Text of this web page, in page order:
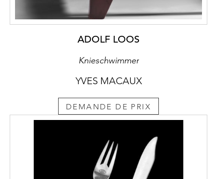
ADOLF LOOS
Knieschwimmer
YVES MACAUX
DEMANDE DE PRIX